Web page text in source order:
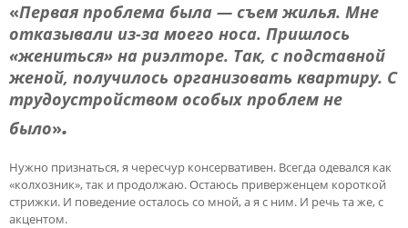
«Первая проблема была — съем жилья. Мне
отказывали из-за моего носа. Пришлось
«жениться» на риэлторе. Так, с подставной
женой, получилось организовать квартиру. С
трудоустройством особых проблем не
было».
Нужно признаться, я чересчур консервативен. Всегда одевался как
«колхозник», так и продолжаю. Остаюсь приверженцем короткой
стрижки. И поведение осталось со мной, а я с ним. И речь та же, с
акцентом.